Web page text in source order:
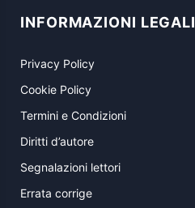
INFORMAZIONI LEGALI
Privacy Policy
Cookie Policy
Termini e Condizioni
Diritti d’autore
Segnalazioni lettori
Errata corrige